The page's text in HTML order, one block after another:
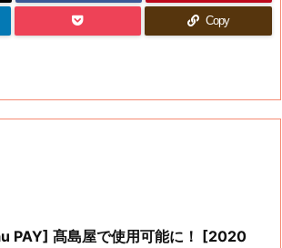
Copy
PAY] 髙島屋で使用可能に！ [2020